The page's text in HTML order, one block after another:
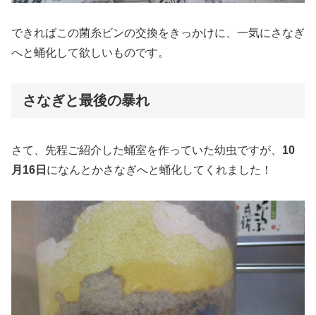
できればこの菌糸ビンの交換をきっかけに、一気にさなぎ
へと蛹化して欲しいものです。
さなぎと最後の暴れ
さて、先程ご紹介した蛹室を作っていた幼虫ですが、 10
月16日 になんとかさなぎへと蛹化してくれました！